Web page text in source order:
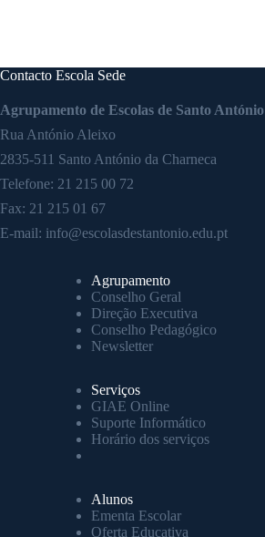
Contacto Escola Sede
Agrupamento de Escolas de Santo António
Rua António Aleixo
2835-511 Santo António da Charneca
Telefone: 21 215 00 72
Fax: 21 215 01 67
E-mail: info@escolasdestantonio.edu.pt
Agrupamento
Conselho Geral
Direção Executiva
Conselho Pedagógico
Newsletter
Serviços
GIAE Online
Suporte Informático
Horário dos serviços
Alunos
Ementa Escolar
Oferta Educativa